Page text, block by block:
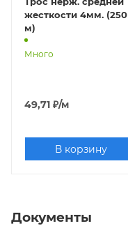
жесткости 4мм. (250
м)
Много
49,71 ₽/м
В корзину
Документы